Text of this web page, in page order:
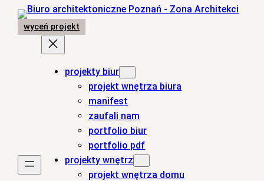
Przejdź
wyceń projekt
projekty biur
projekt wnętrza biura
manifest
zaufali nam
portfolio biur
portfolio pdf
projekty wnętrz
projekt wnętrza domu